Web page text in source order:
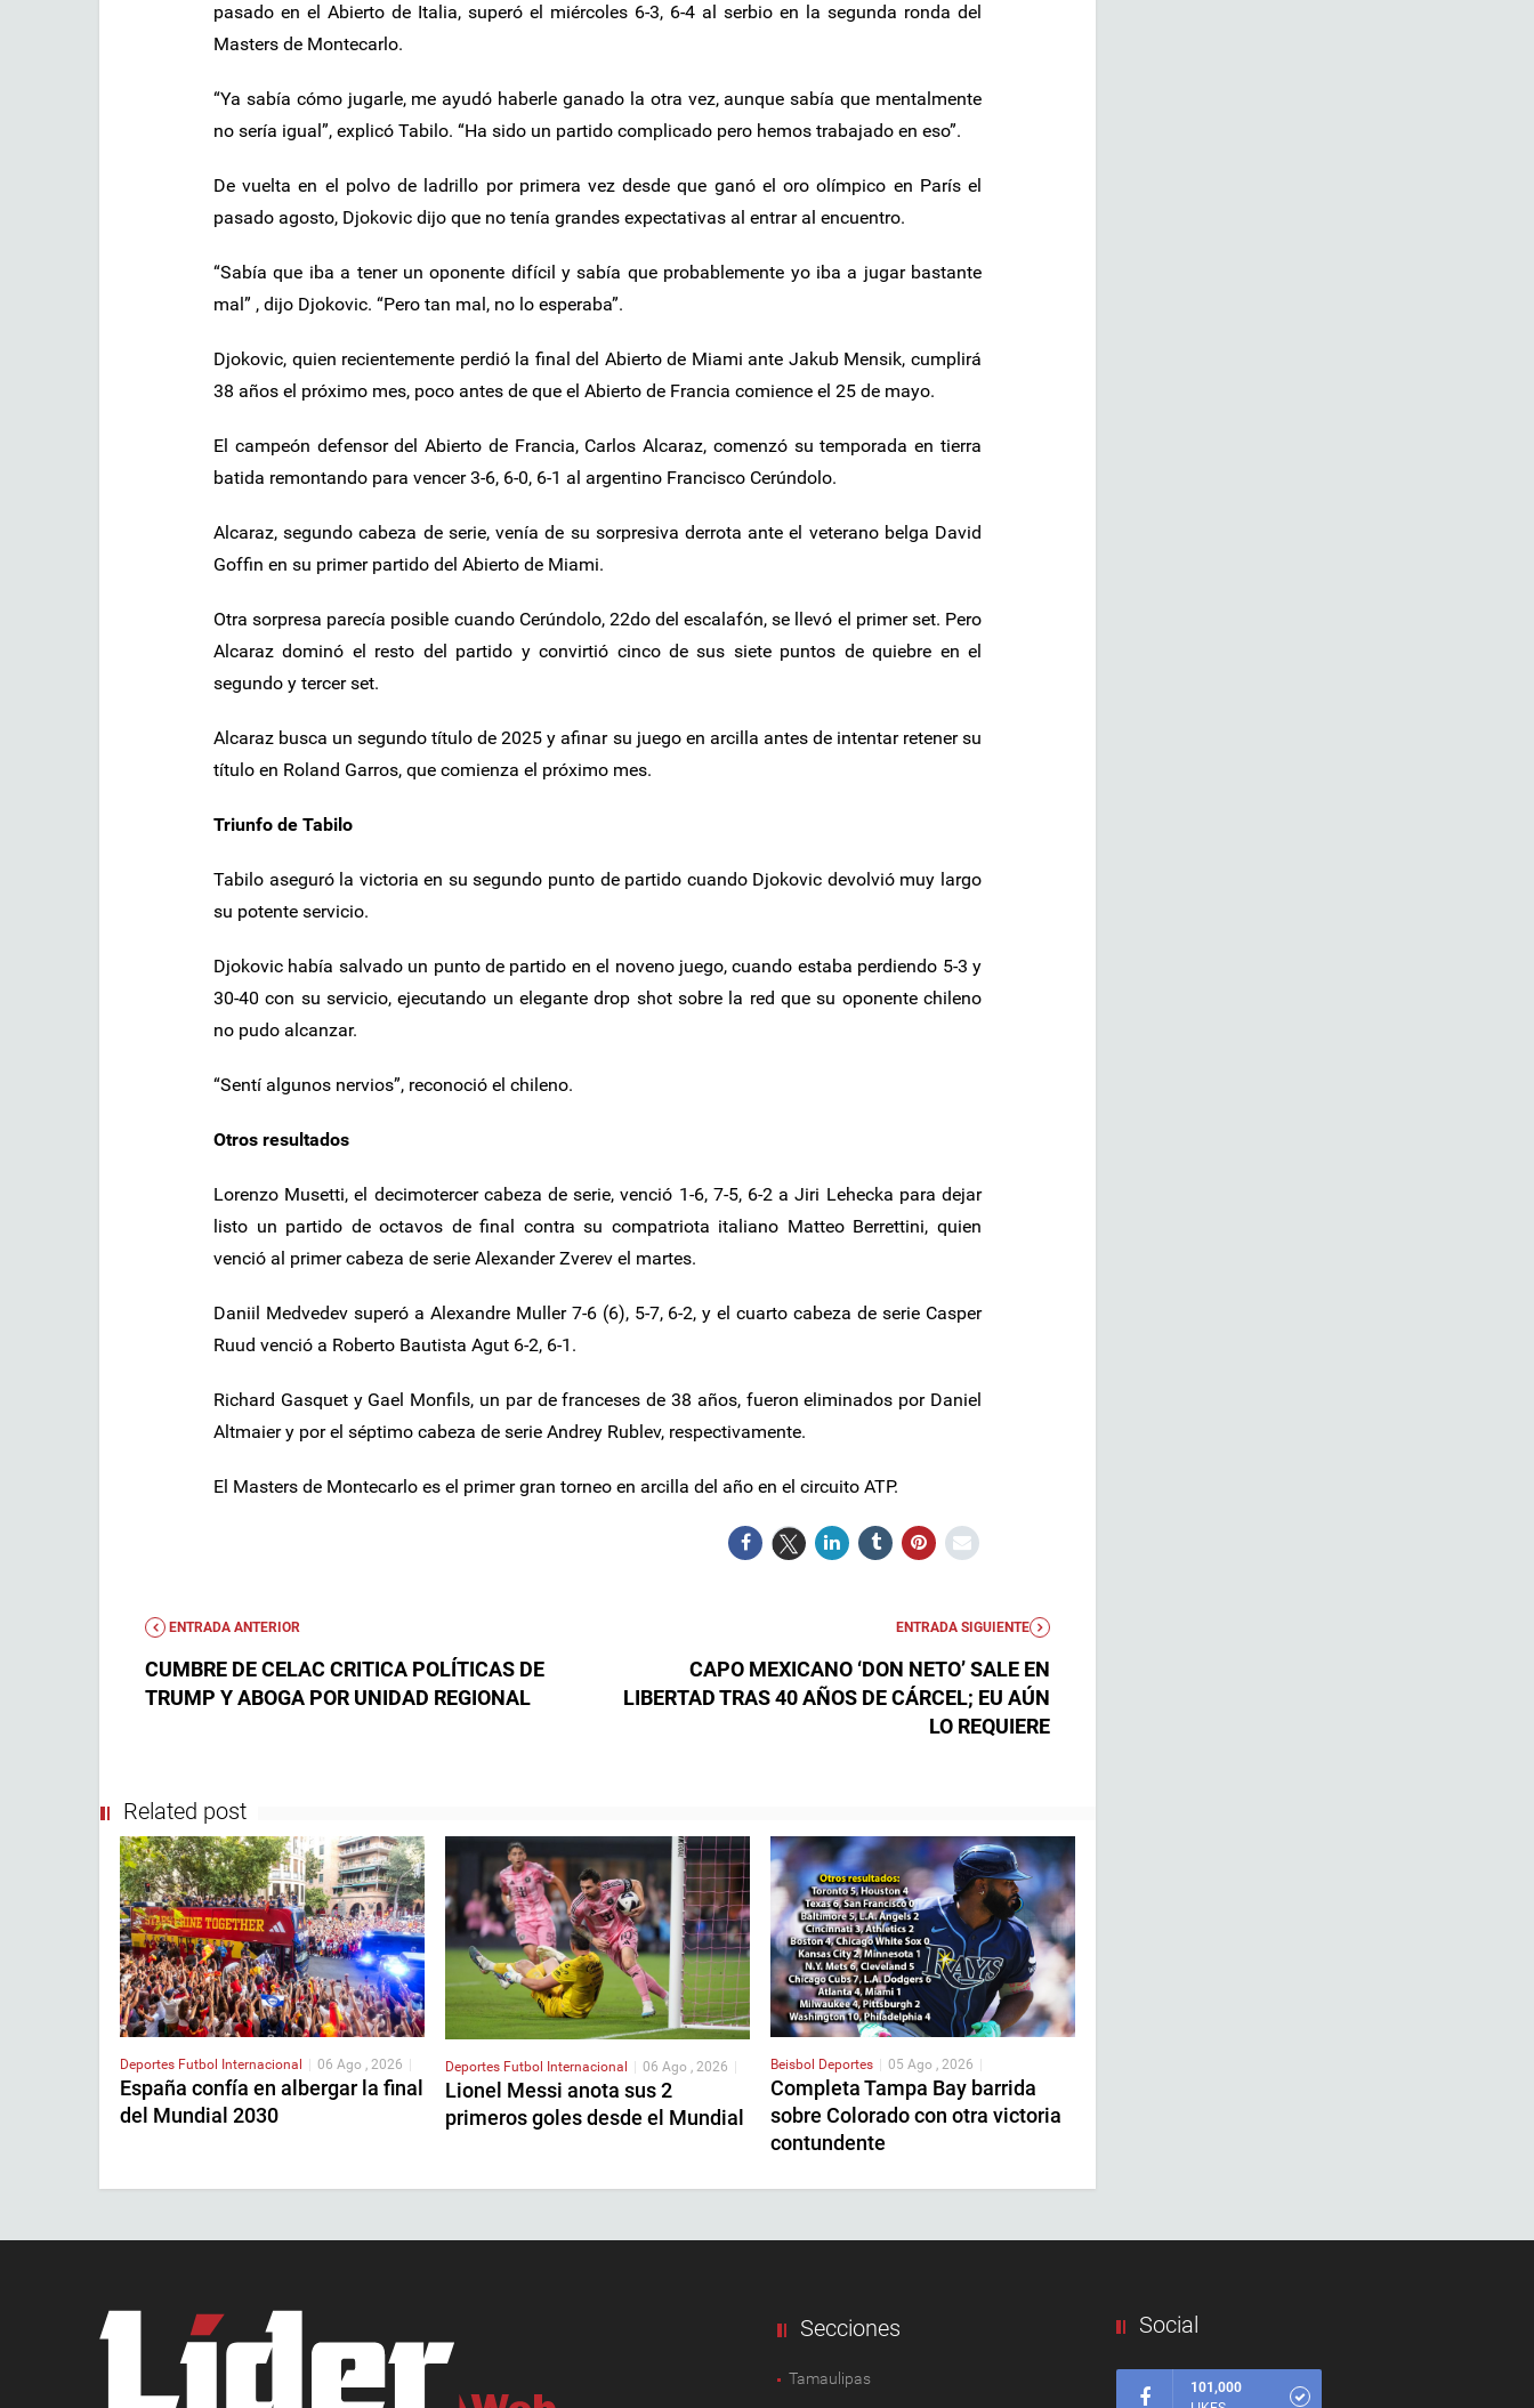
pasado en el Abierto de Italia, superó el miércoles 6-3, 6-4 al serbio en la segunda ronda del
Masters de Montecarlo.
“Ya sabía cómo jugarle, me ayudó haberle ganado la otra vez, aunque sabía que mentalmente
no sería igual”, explicó Tabilo. “Ha sido un partido complicado pero hemos trabajado en eso”.
De vuelta en el polvo de ladrillo por primera vez desde que ganó el oro olímpico en París el
pasado agosto, Djokovic dijo que no tenía grandes expectativas al entrar al encuentro.
“Sabía que iba a tener un oponente difícil y sabía que probablemente yo iba a jugar bastante
mal” , dijo Djokovic. “Pero tan mal, no lo esperaba”.
Djokovic, quien recientemente perdió la final del Abierto de Miami ante Jakub Mensik, cumplirá
38 años el próximo mes, poco antes de que el Abierto de Francia comience el 25 de mayo.
El campeón defensor del Abierto de Francia, Carlos Alcaraz, comenzó su temporada en tierra
batida remontando para vencer 3-6, 6-0, 6-1 al argentino Francisco Cerúndolo.
Alcaraz, segundo cabeza de serie, venía de su sorpresiva derrota ante el veterano belga David
Goffin en su primer partido del Abierto de Miami.
Otra sorpresa parecía posible cuando Cerúndolo, 22do del escalafón, se llevó el primer set. Pero
Alcaraz dominó el resto del partido y convirtió cinco de sus siete puntos de quiebre en el
segundo y tercer set.
Alcaraz busca un segundo título de 2025 y afinar su juego en arcilla antes de intentar retener su
título en Roland Garros, que comienza el próximo mes.
Triunfo de Tabilo
Tabilo aseguró la victoria en su segundo punto de partido cuando Djokovic devolvió muy largo
su potente servicio.
Djokovic había salvado un punto de partido en el noveno juego, cuando estaba perdiendo 5-3 y
30-40 con su servicio, ejecutando un elegante drop shot sobre la red que su oponente chileno
no pudo alcanzar.
“Sentí algunos nervios”, reconoció el chileno.
Otros resultados
Lorenzo Musetti, el decimotercer cabeza de serie, venció 1-6, 7-5, 6-2 a Jiri Lehecka para dejar
listo un partido de octavos de final contra su compatriota italiano Matteo Berrettini, quien
venció al primer cabeza de serie Alexander Zverev el martes.
Daniil Medvedev superó a Alexandre Muller 7-6 (6), 5-7, 6-2, y el cuarto cabeza de serie Casper
Ruud venció a Roberto Bautista Agut 6-2, 6-1.
Richard Gasquet y Gael Monfils, un par de franceses de 38 años, fueron eliminados por Daniel
Altmaier y por el séptimo cabeza de serie Andrey Rublev, respectivamente.
El Masters de Montecarlo es el primer gran torneo en arcilla del año en el circuito ATP.
ENTRADA ANTERIOR
CUMBRE DE CELAC CRITICA POLÍTICAS DE
TRUMP Y ABOGA POR UNIDAD REGIONAL
ENTRADA SIGUIENTE
CAPO MEXICANO ‘DON NETO’ SALE EN
LIBERTAD TRAS 40 AÑOS DE CÁRCEL; EU AÚN
LO REQUIERE
Related post
Deportes Futbol Internacional | 06 Ago , 2026 |
España confía en albergar la final
del Mundial 2030
Deportes Futbol Internacional 06 Ago , 2026
Lionel Messi anota sus 2
primeros goles desde el Mundial
Beisbol Deportes | 05 Ago , 2026 |
Completa Tampa Bay barrida
sobre Colorado con otra victoria
contundente
Secciones
Tamaulipas
Social
101,000